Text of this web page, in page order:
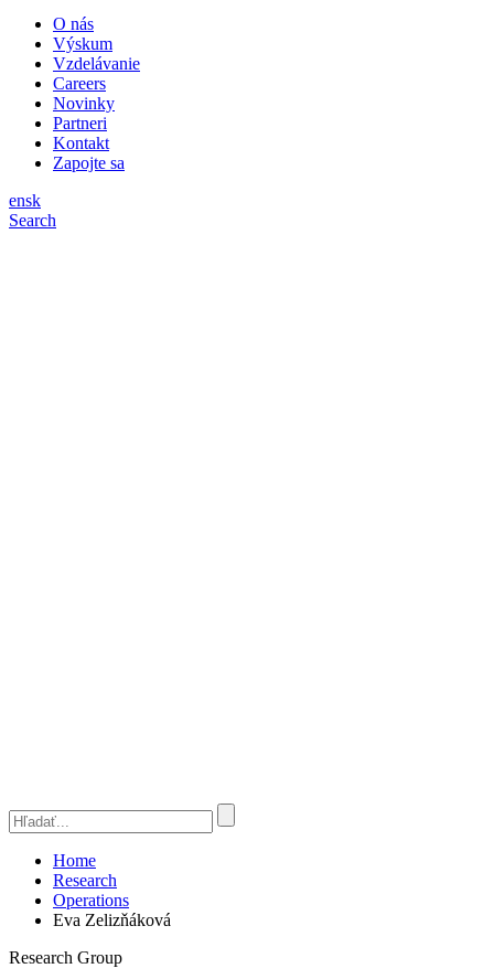
O nás
Výskum
Vzdelávanie
Careers
Novinky
Partneri
Kontakt
Zapojte sa
ensk
Search
Home
Research
Operations
Eva Zelizňáková
Research Group